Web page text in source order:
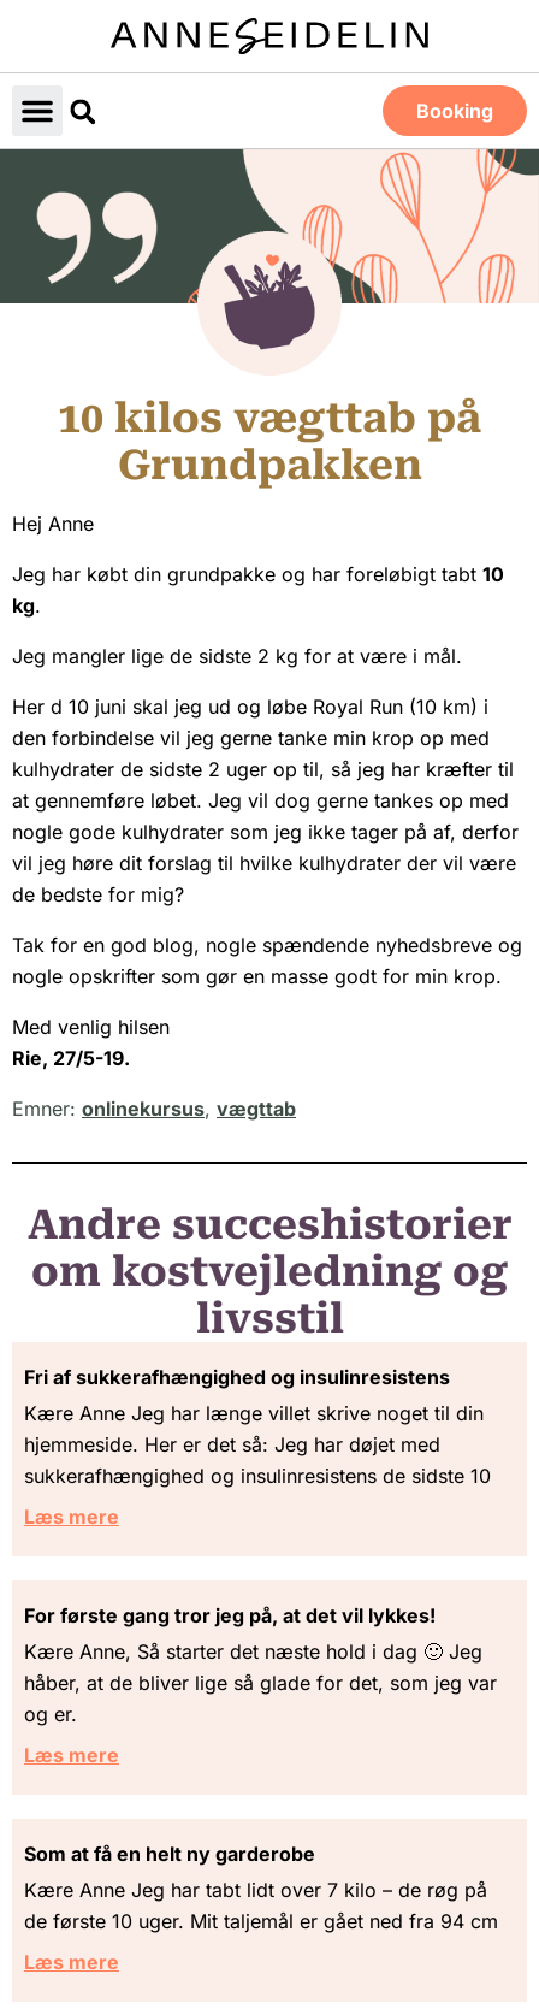
Booking
10 kilos vægttab på
Grundpakken
Hej Anne
Jeg har købt din grundpakke og har foreløbigt tabt 10
kg.
Jeg mangler lige de sidste 2 kg for at være i mål.
Her d 10 juni skal jeg ud og løbe Royal Run (10 km) i
den forbindelse vil jeg gerne tanke min krop op med
kulhydrater de sidste 2 uger op til, så jeg har kræfter til
at gennemføre løbet. Jeg vil dog gerne tankes op med
nogle gode kulhydrater som jeg ikke tager på af, derfor
vil jeg høre dit forslag til hvilke kulhydrater der vil være
de bedste for mig?
Tak for en god blog, nogle spændende nyhedsbreve og
nogle opskrifter som gør en masse godt for min krop.
Med venlig hilsen
Rie, 27/5-19.
Emner: onlinekursus, vægttab
Andre succeshistorier
om kostvejledning og
livsstil
Fri af sukkerafhængighed og insulinresistens
Kære Anne Jeg har længe villet skrive noget til din
hjemmeside. Her er det så: Jeg har døjet med
sukkerafhængighed og insulinresistens de sidste 10
Læs mere
For første gang tror jeg på, at det vil lykkes!
Kære Anne, Så starter det næste hold i dag 🙂 Jeg
håber, at de bliver lige så glade for det, som jeg var
og er.
Læs mere
Som at få en helt ny garderobe
Kære Anne Jeg har tabt lidt over 7 kilo – de røg på
de første 10 uger. Mit taljemål er gået ned fra 94 cm
Læs mere